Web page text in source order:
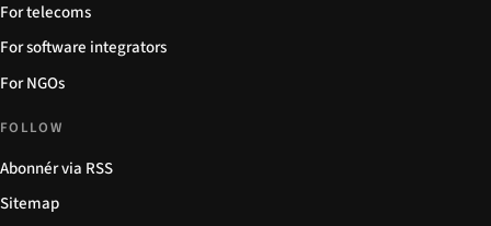
For telecoms
For software integrators
For NGOs
FOLLOW
Abonnér via RSS
Sitemap